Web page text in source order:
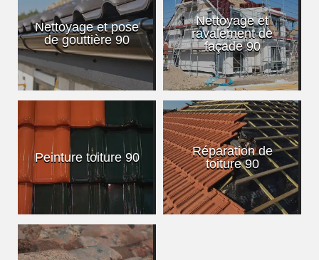
Nettoyage et pose
de gouttière 90
Nettoyage et
ravalement de
façade 90
Peinture toiture 90
Réparation de
toiture 90